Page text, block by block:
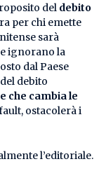
del debito
per chi emette
sarà
ignorano la
dal Paese
debito
che cambia le
ostacolerà i
l’editoriale.